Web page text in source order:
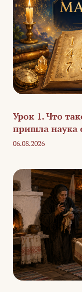
Урок 1. Что
пришла наука
06.08.2026